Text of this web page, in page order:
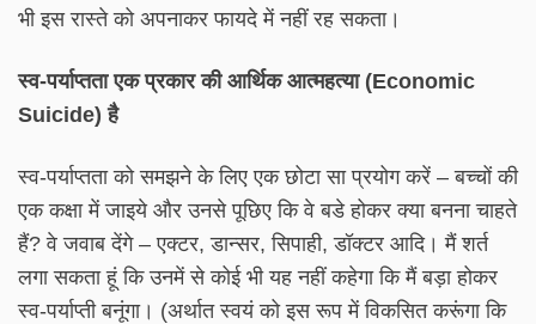
भी इस रास्ते को अपनाकर फायदे में नहीं रह सकता।
स्व-पर्याप्तता एक प्रकार की आर्थिक आत्महत्या (Economic
Suicide) है
स्व-पर्याप्तता को समझने के लिए एक छोटा सा प्रयोग करें – बच्चों की
एक कक्षा में जाइये और उनसे पूछिए कि वे बडे होकर क्या बनना चाहते
हैं? वे जवाब देंगे – एक्टर, डान्सर, सिपाही, डॉक्टर आदि। मैं शर्त
लगा सकता हूं कि उनमें से कोई भी यह नहीं कहेगा कि मैं बड़ा होकर
स्व-पर्याप्ती बनूंगा। (अर्थात स्वयं को इस रूप में विकसित करूंगा कि